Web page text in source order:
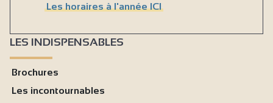
Les horaires à l'année ICI
LES INDISPENSABLES
Brochures
Les incontournables